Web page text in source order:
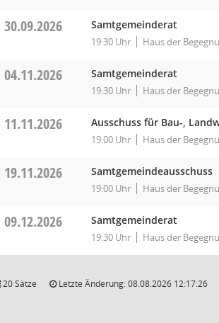
30.09.2026 Samtgemeinderat
19:30 Uhr Haus der
04.11.2026 Samtgemeinderat
19:30 Uhr Haus der
11.11.2026 Ausschuss für Bau-,
19:00 Uhr Haus der
19.11.2026 Samtgemeindeausschuss
19:00 Uhr Haus der
09.12.2026 Samtgemeinderat
19:30 Uhr Haus der
20 Sätze Letzte Änderung: 08.08.2026 12:17:26